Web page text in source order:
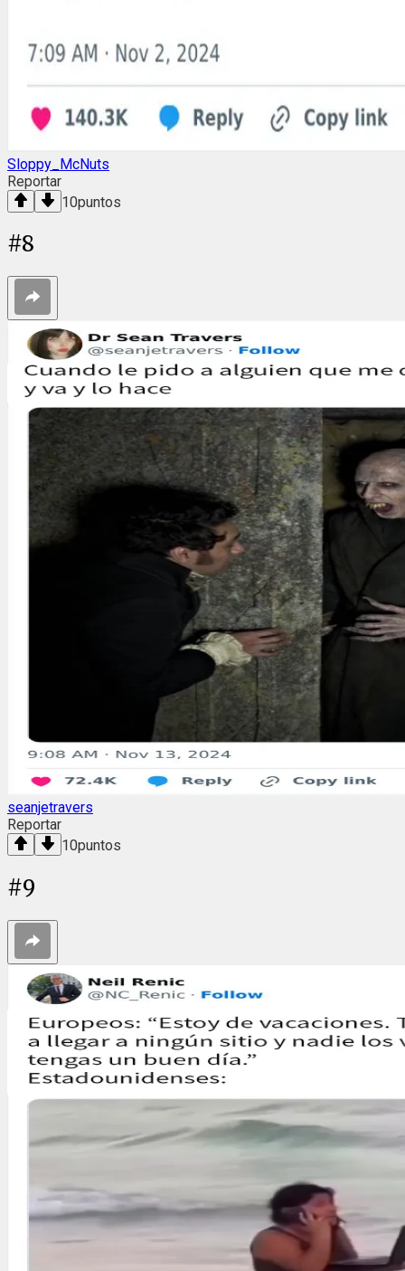
Sloppy_McNuts
Reportar
10puntos
#8
seanjetravers
Reportar
10puntos
#9